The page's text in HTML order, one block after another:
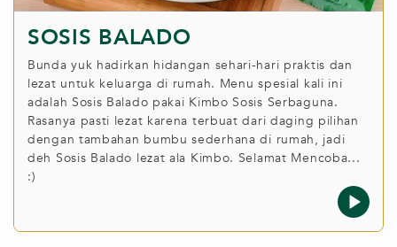
SOSIS BALADO
Bunda yuk hadirkan hidangan sehari-hari praktis dan
lezat untuk keluarga di rumah. Menu spesial kali ini
adalah Sosis Balado pakai Kimbo Sosis Serbaguna.
Rasanya pasti lezat karena terbuat dari daging pilihan
dengan tambahan bumbu sederhana di rumah, jadi
deh Sosis Balado lezat ala Kimbo. Selamat Mencoba...
:)